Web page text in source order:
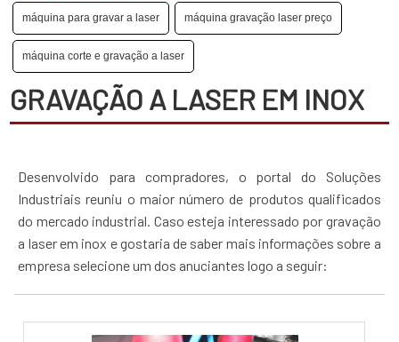
máquina para gravar a laser máquina gravação laser preço
máquina corte e gravação a laser
GRAVAÇÃO A LASER EM INOX
Desenvolvido para compradores, o portal do Soluções
Industriais reuniu o maior número de produtos qualificados
do mercado industrial. Caso esteja interessado por gravação
a laser em inox e gostaria de saber mais informações sobre a
empresa selecione um dos anuciantes logo a seguir: